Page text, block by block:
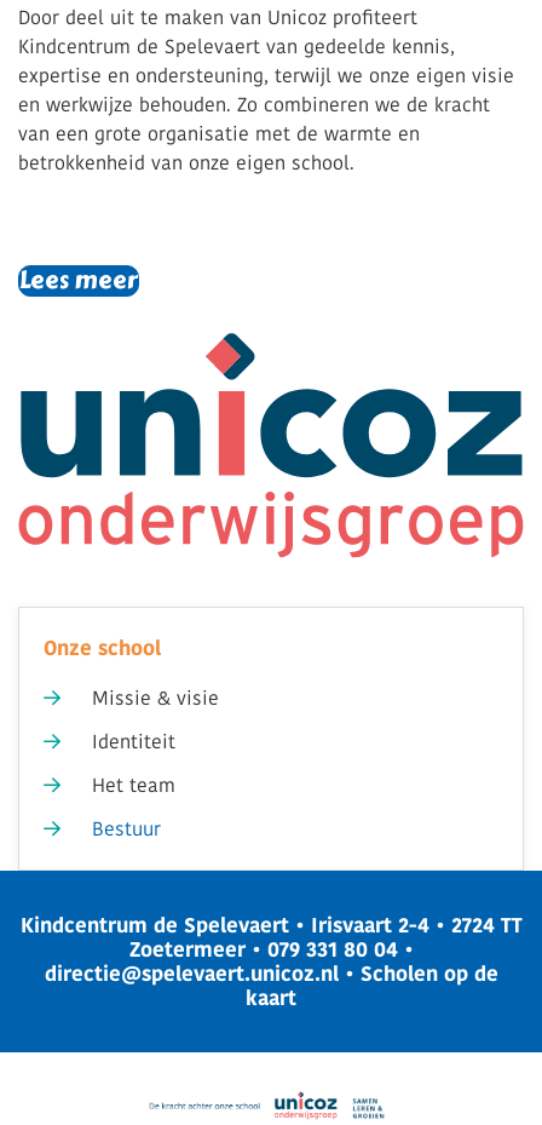
Door deel uit te maken van Unicoz profiteert
Kindcentrum de Spelevaert van gedeelde kennis,
expertise en ondersteuning, terwijl we onze eigen visie
en werkwijze behouden. Zo combineren we de kracht
van een grote organisatie met de warmte en
betrokkenheid van onze eigen school.
Lees meer
Onze school
Missie & visie
Identiteit
Het team
Bestuur
Kindcentrum de Spelevaert • Irisvaart 2-4 • 2724 TT
Zoetermeer • 079 331 80 04•
directie@spelevaert.unicoz.nl• Scholen op de
kaart